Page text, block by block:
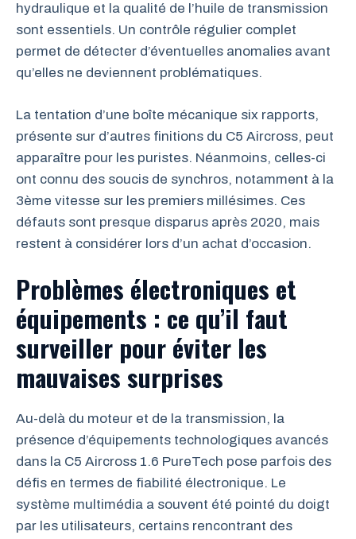
hydraulique et la qualité de l’huile de transmission
sont essentiels. Un contrôle régulier complet
permet de détecter d’éventuelles anomalies avant
qu’elles ne deviennent problématiques.
La tentation d’une boîte mécanique six rapports,
présente sur d’autres finitions du C5 Aircross, peut
apparaître pour les puristes. Néanmoins, celles-ci
ont connu des soucis de synchros, notamment à la
3ème vitesse sur les premiers millésimes. Ces
défauts sont presque disparus après 2020, mais
restent à considérer lors d’un achat d’occasion.
Problèmes électroniques et
équipements : ce qu’il faut
surveiller pour éviter les
mauvaises surprises
Au-delà du moteur et de la transmission, la
présence d’équipements technologiques avancés
dans la C5 Aircross 1.6 PureTech pose parfois des
défis en termes de fiabilité électronique. Le
système multimédia a souvent été pointé du doigt
par les utilisateurs, certains rencontrant des